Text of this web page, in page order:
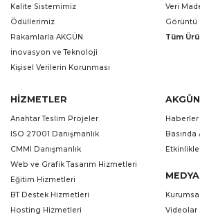
Kalite Sistemimiz
Ödüllerimiz
Rakamlarla AKGÜN
İnovasyon ve Teknoloji
Kişisel Verilerin Korunması
Veri
Görüntü
Tüm
HIZMETLER
Anahtar Teslim Projeler
ISO 27001 Danışmanlık
CMMI Danışmanlık
Web ve Grafik Tasarım Hizmetleri
Eğitim Hizmetleri
BT Destek Hizmetleri
Hosting Hizmetleri
Haberler
Basında
MEDYA
Videolar